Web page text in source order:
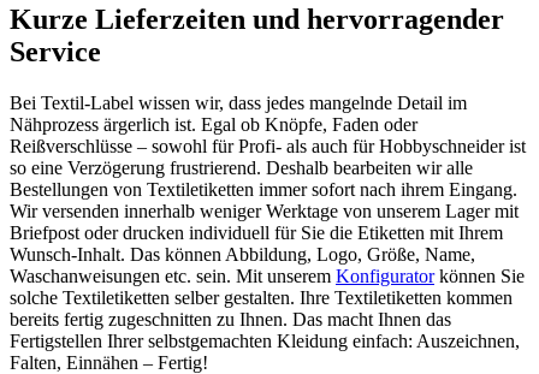
Kurze Lieferzeiten und hervorragender
Service
Bei Textil-Label wissen wir, dass jedes mangelnde Detail im
Nähprozess ärgerlich ist. Egal ob Knöpfe, Faden oder
Reißverschlüsse – sowohl für Profi- als auch für Hobbyschneider ist
so eine Verzögerung frustrierend. Deshalb bearbeiten wir alle
Bestellungen von Textiletiketten immer sofort nach ihrem Eingang.
Wir versenden innerhalb weniger Werktage von unserem Lager mit
Briefpost oder drucken individuell für Sie die Etiketten mit Ihrem
Wunsch-Inhalt. Das können Abbildung, Logo, Größe, Name,
Waschanweisungen etc. sein. Mit unserem Konfiguratorkönnen Sie
solche Textiletiketten selber gestalten. Ihre Textiletiketten kommen
bereits fertig zugeschnitten zu Ihnen. Das macht Ihnen das
Fertigstellen Ihrer selbstgemachten Kleidung einfach: Auszeichnen,
Falten, Einnähen – Fertig!